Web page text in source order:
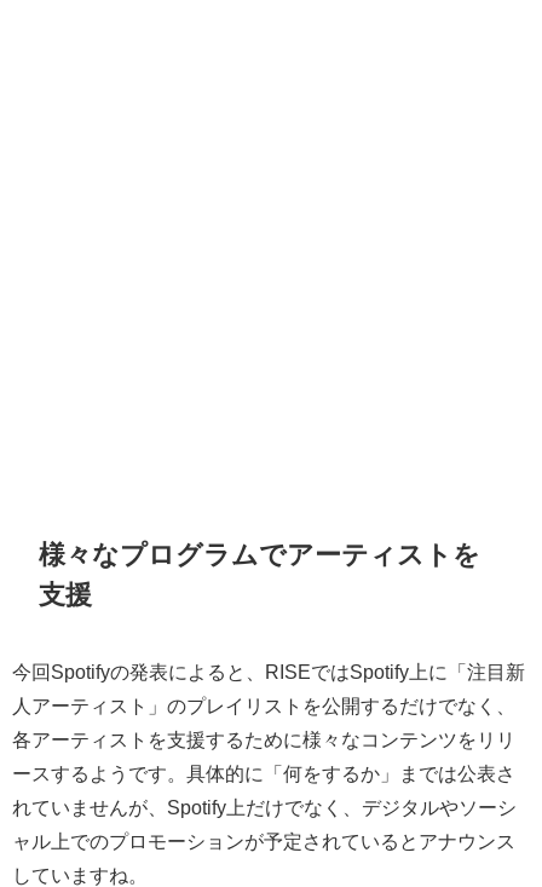
様々なプログラムでアーティストを
支援
今回Spotifyの発表によると、RISEではSpotify上に「注目新
人アーティスト」のプレイリストを公開するだけでなく、
各アーティストを支援するために様々なコンテンツをリリ
ースするようです。具体的に「何をするか」までは公表さ
れていませんが、Spotify上だけでなく、デジタルやソーシ
ャル上でのプロモーションが予定されているとアナウンス
していますね。